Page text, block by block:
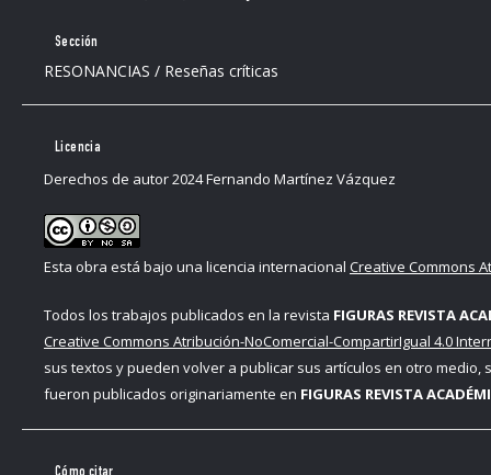
Sección
RESONANCIAS / Reseñas críticas
Licencia
Derechos de autor 2024 Fernando Martínez Vázquez
Esta obra está bajo una licencia internacional Creative Commons
Todos los trabajos publicados en la revista FIGURAS REVISTA
Creative Commons Atribución-NoComercial-CompartirIgual 4.0
sus textos y pueden volver a publicar sus artículos en otro
fueron publicados originariamente en FIGURAS REVISTA